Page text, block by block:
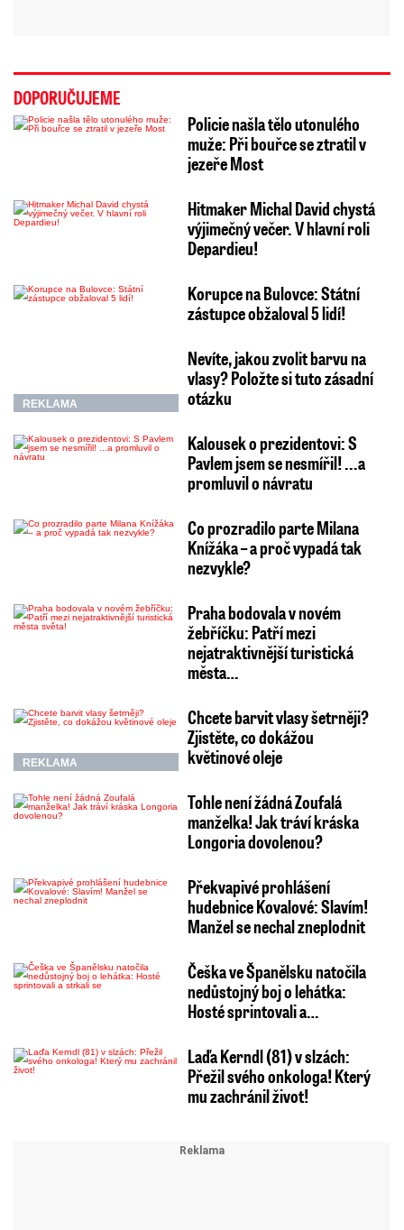
DOPORUČUJEME
Policie našla tělo utonulého
muže: Při bouřce se ztratil v
jezeře Most
Hitmaker Michal David chystá
výjimečný večer. V hlavní roli
Depardieu!
Korupce na Bulovce: Státní
zástupce obžaloval 5 lidí!
REKLAMA
Nevíte, jakou zvolit barvu na
vlasy? Položte si tuto zásadní
otázku
Kalousek o prezidentovi: S
Pavlem jsem se nesmířil! ...a
promluvil o návratu
Co prozradilo parte Milana
Knížáka – a proč vypadá tak
nezvykle?
Praha bodovala v novém
žebříčku: Patří mezi
nejatraktivnější turistická
města…
REKLAMA
Chcete barvit vlasy šetrněji?
Zjistěte, co dokážou
květinové oleje
Tohle není žádná Zoufalá
manželka! Jak tráví kráska
Longoria dovolenou?
Překvapivé prohlášení
hudebnice Kovalové: Slavím!
Manžel se nechal zneplodnit
Češka ve Španělsku natočila
nedůstojný boj o lehátka:
Hosté sprintovali a…
Laďa Kerndl (81) v slzách:
Přežil svého onkologa! Který
mu zachránil život!